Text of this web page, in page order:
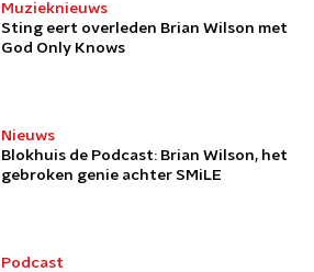
Muzieknieuws
Sting eert overleden Brian Wilson met
God Only Knows
Nieuws
Blokhuis de Podcast: Brian Wilson, het
gebroken genie achter SMiLE
Podcast